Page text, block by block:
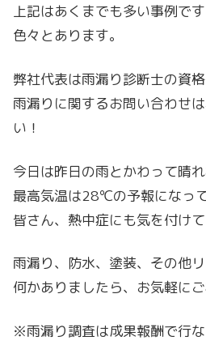
上記はあくまでも多い事例で
色々とあります。
弊社代表は雨漏り診断士の資
雨漏りに関するお問い合わせ
い！
今日は昨日の雨とかわって晴れ
最高気温は28℃の予報になって
皆さん、熱中症にも気を付け
雨漏り、防水、塗装、その他
何かありましたら、お気軽に
※雨漏り調査は成果報酬で行な